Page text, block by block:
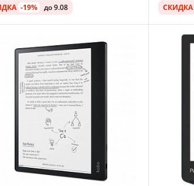
KU-WH-K-CK)
-19% до 9.08 СКИДКА